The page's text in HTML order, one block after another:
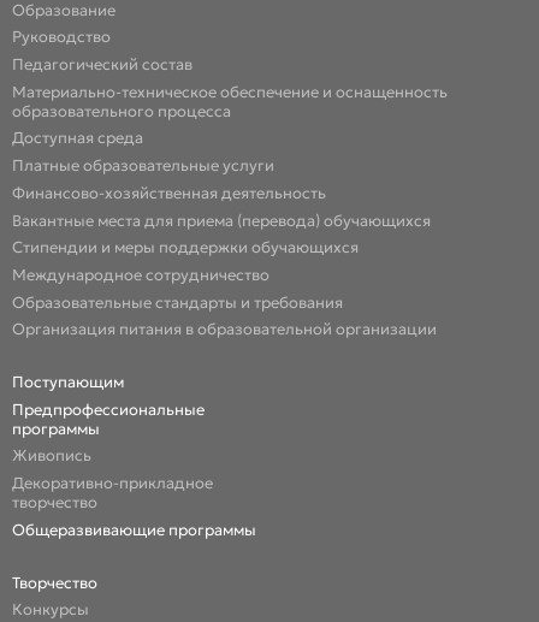
Образование
Руководство
Педагогический состав
Материально-техническое обеспечение и оснащенность
образовательного процесса
Доступная среда
Платные образовательные услуги
Финансово-хозяйственная деятельность
Вакантные места для приема (перевода) обучающихся
Стипендии и меры поддержки обучающихся
Международное сотрудничество
Образовательные стандарты и требования
Организация питания в образовательной организации
Поступающим
Предпрофессиональные
программы
Живопись
Декоративно-прикладное
творчество
Общеразвивающие программы
Творчество
Конкурсы